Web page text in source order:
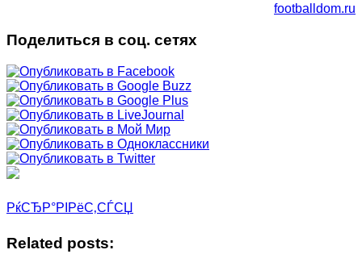
footballdom.ru
Поделиться в соц. сетях
РќСЂР°РІРёС‚СЃСЏ
Related posts: